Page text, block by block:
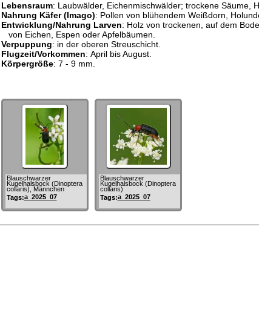
Lebensraum: Laubwälder, Eichenmischwälder; trockene Säume,
Nahrung Käfer (Imago): Pollen von blühendem Weißdorn,
Entwicklung/Nahrung Larven: Holz von trockenen, auf dem
von Eichen, Espen oder Apfelbäumen.
Verpuppung: in der oberen Streuschicht.
Flugzeit/Vorkommen: April bis August.
Körpergröße: 7 - 9 mm.
Blauschwarzer
Kugelhalsbock (Dinoptera
collaris), Männchen
Tags:a_2025_07
Blauschwarzer
Kugelhalsbock (Dinoptera
collaris)
Tags:a_2025_07